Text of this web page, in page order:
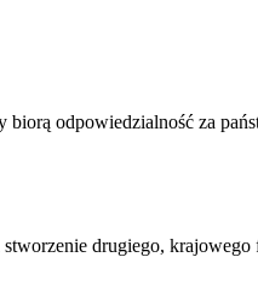
biorą odpowiedzialność za
drugiego,